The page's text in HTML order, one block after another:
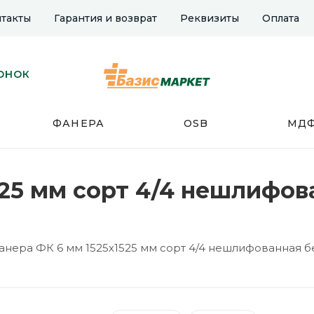
Гарантия и возврат Реквизиты Оплата
ФАНЕРА OSB
мм сорт 4/4
ФК 6 мм 1525х1525 мм сорт 4/4 нешлифованная